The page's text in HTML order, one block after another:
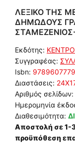
ΛΕΞΙΚΟ ΤΗΣ
ΔΗΜΩΔΟΥΣ
Εκδότης:
Συγγραφέας:
Isbn:
Διαστάσεις:
Αριθμός σελίδων:
Ημερομηνία
Διαθεσιμότητα:
Αποστολή σε 1-
προϋπόθεση